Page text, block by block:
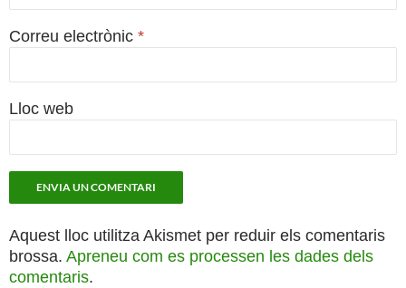
Correu electrònic *
Lloc web
Aquest lloc utilitza Akismet per reduir els comentaris
brossa. Apreneu com es processen les dades dels
comentaris.